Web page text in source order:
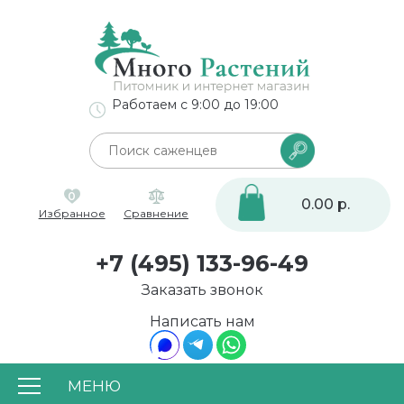
МЕНЮ
Написать нам
Работаем с 9:00 до 19:00
0
Избранное
Сравнение
0.00 р.
+7 (495) 133-96-49
Заказать звонок